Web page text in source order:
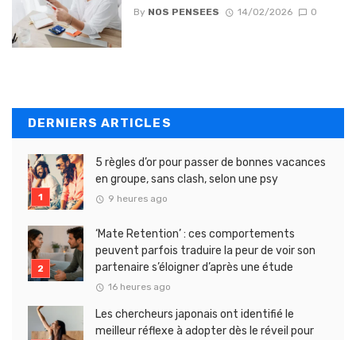
By NOS PENSEES 14/02/2026 0
DERNIERS ARTICLES
5 règles d’or pour passer de bonnes vacances
en groupe, sans clash, selon une psy
9 heures ago
‘Mate Retention’ : ces comportements
peuvent parfois traduire la peur de voir son
partenaire s’éloigner d’après une étude
16 heures ago
Les chercheurs japonais ont identifié le
meilleur réflexe à adopter dès le réveil pour